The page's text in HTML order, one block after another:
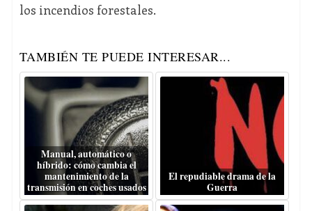
los incendios forestales.
TAMBIÉN TE PUEDE INTERESAR...
Manual, automático o
híbrido: cómo cambia el
mantenimiento de la
transmisión en coches usados
El repudiable drama de la
Guerra